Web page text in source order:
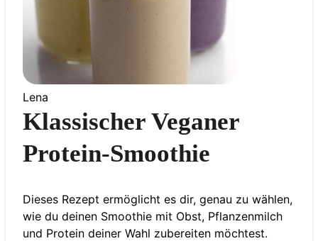
Lena
Klassischer Veganer
Protein-Smoothie
Dieses Rezept ermöglicht es dir, genau zu wählen,
wie du deinen Smoothie mit Obst, Pflanzenmilch
und Protein deiner Wahl zubereiten möchtest.